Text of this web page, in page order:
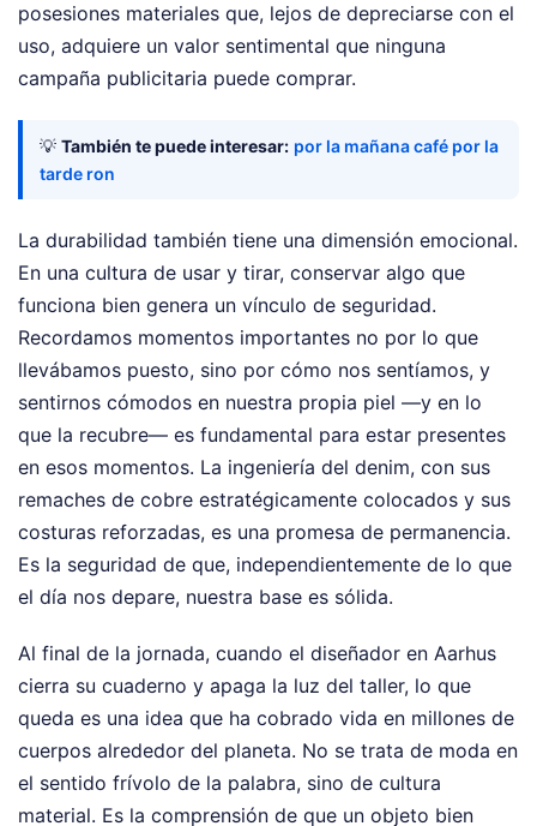
posesiones materiales que, lejos de depreciarse con el
uso, adquiere un valor sentimental que ninguna
campaña publicitaria puede comprar.
💡 También te puede interesar: por la mañana café por la
tarde ron
La durabilidad también tiene una dimensión emocional.
En una cultura de usar y tirar, conservar algo que
funciona bien genera un vínculo de seguridad.
Recordamos momentos importantes no por lo que
llevábamos puesto, sino por cómo nos sentíamos, y
sentirnos cómodos en nuestra propia piel —y en lo
que la recubre— es fundamental para estar presentes
en esos momentos. La ingeniería del denim, con sus
remaches de cobre estratégicamente colocados y sus
costuras reforzadas, es una promesa de permanencia.
Es la seguridad de que, independientemente de lo que
el día nos depare, nuestra base es sólida.
Al final de la jornada, cuando el diseñador en Aarhus
cierra su cuaderno y apaga la luz del taller, lo que
queda es una idea que ha cobrado vida en millones de
cuerpos alrededor del planeta. No se trata de moda en
el sentido frívolo de la palabra, sino de cultura
material. Es la comprensión de que un objeto bien